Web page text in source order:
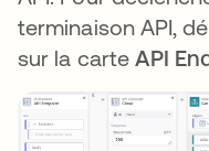
terminaison API,
sur la carteAPI